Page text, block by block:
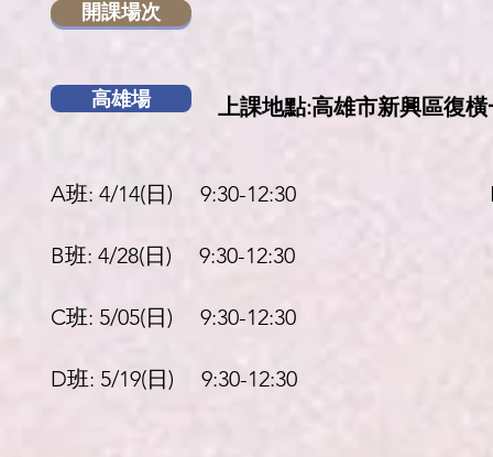
開課場次
高雄場 上課地點:高雄市新興區復
A班: 4/14(日) 9:30-12:30
B班: 4/28(日) 9:30-12:30
C班: 5/05(日) 9:30-12:30
D班: 5/19(日) 9:30-12:30